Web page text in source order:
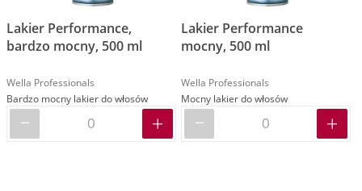
Lakier Performance,
bardzo mocny, 500 ml
Wella Professionals
Bardzo mocny lakier do włosów
Lakier Performance
mocny, 500 ml
Wella Professionals
Mocny lakier do włosów